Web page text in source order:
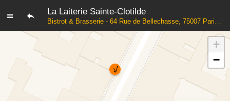
La Laiterie Sainte-Clotilde
Bistrot & Brasserie - 64 Rue de Bellechasse, 75007 Paris, France
+
−